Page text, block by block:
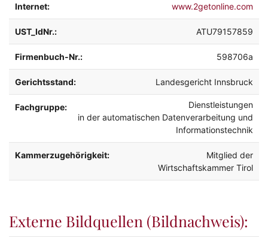
Internet: www.2getonline.com
UST_IdNr.: ATU79157859
Firmenbuch-Nr.: 598706a
Gerichtsstand: Landesgericht Innsbruck
Fachgruppe:
Dienstleistungen
in der automatischen Datenverarbeitung und
Informationstechnik
Kammerzugehörigkeit:
Mitglied der
Wirtschaftskammer Tirol
Externe Bildquellen (Bildnachweis):